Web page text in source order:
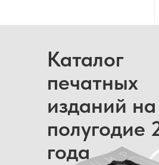
Каталог
печатных
изданий
полугодие
года